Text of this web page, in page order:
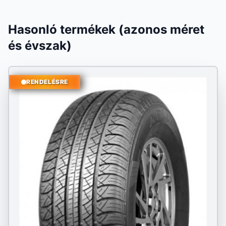
Hasonló termékek (azonos méret
és évszak)
RENDELÉSRE